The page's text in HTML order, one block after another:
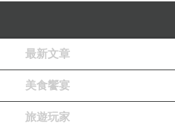
最新文章
美食饗宴
旅遊玩家